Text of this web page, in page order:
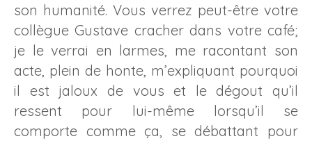
son humanité. Vous verrez peut-être votre
collègue Gustave cracher dans votre café;
je le verrai en larmes, me racontant son
acte, plein de honte, m’expliquant pourquoi
il est jaloux de vous et le dégout qu’il
ressent pour lui-même lorsqu’il se
comporte comme ça, se débattant pour